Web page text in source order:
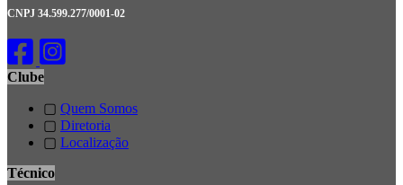
CNPJ 34.599.277/0001-02
Clube
▢ Quem Somos
▢ Diretoria
▢ Localização
Técnico